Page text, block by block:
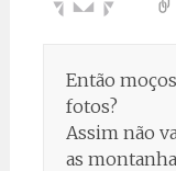
Então
fotos?
Assim não
as